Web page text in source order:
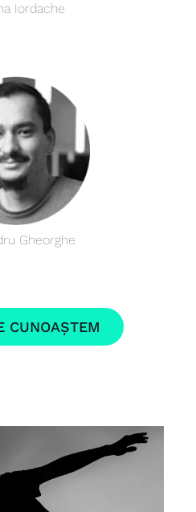
Iordache
Gheorghe
CUNOAȘTEM